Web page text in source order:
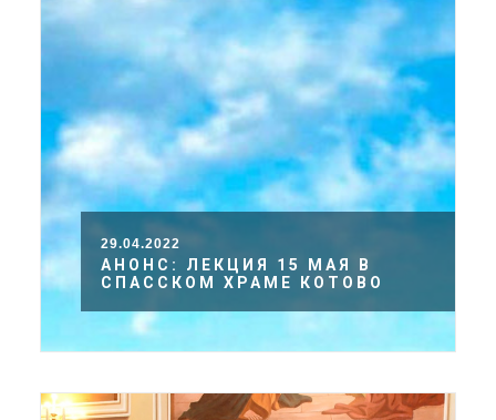
29.04.2022
АНОНС: ЛЕКЦИЯ 15 МАЯ В
СПАССКОМ ХРАМЕ КОТОВО